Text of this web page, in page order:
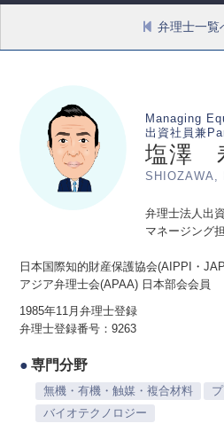
弁理士一覧
Managing
出資社員兼
塩澤
SHIOZAWA,
弁理士法人出
マネージング
日本国際知的財産保護協会(AIPPI・
アジア弁理士会(APAA) 日本部会会員
1985年11月弁理士登録
弁理士登録番号：9263
専門分野
無機・有機・触媒・複合材料
バイオテクノロジー